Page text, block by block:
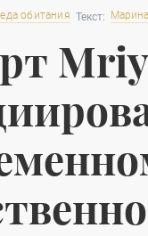
обитания Текст: Марина